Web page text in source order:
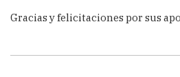
Gracias y felicitaciones por sus